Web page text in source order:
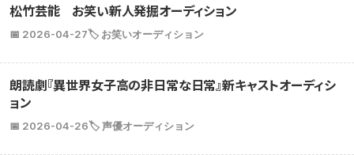
松竹芸能 お笑い新人発掘オーディション
📅 2026-04-27🏷️ お笑いオーディション
朗読劇『異世界女子高の非日常な日常』新キャストオーディシ
ョン
📅 2026-04-26🏷️ 声優オーディション